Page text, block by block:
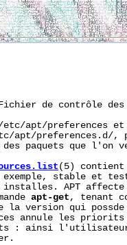
de contrôle
apt/preferences
apt/preferences.d/,
paquets que l'on
(5) contient
stable et
APT
apt-get , tenant
la version qui
annule les
: ainsi